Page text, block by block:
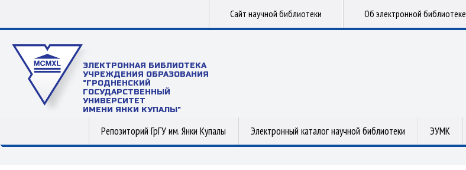
Сайт научной библиотеки Об электронной библиотеке
ЭЛЕКТРОННАЯ БИБЛИОТЕКА
УЧРЕЖДЕНИЯ ОБРАЗОВАНИЯ
"ГРОДНЕНСКИЙ
ГОСУДАРСТВЕННЫЙ
УНИВЕРСИТЕТ
ИМЕНИ ЯНКИ КУПАЛЫ"
Репозиторий ГрГУ им. Янки Купалы Электронный каталог научной библиотеки ЭУМК